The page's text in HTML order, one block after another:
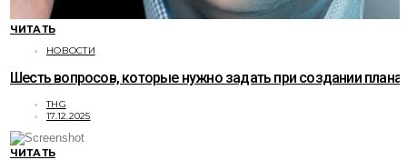
ЧИТАТЬ
НОВОСТИ
Шесть вопросов, которые нужно задать при создании
THG
17.12.2025
ЧИТАТЬ